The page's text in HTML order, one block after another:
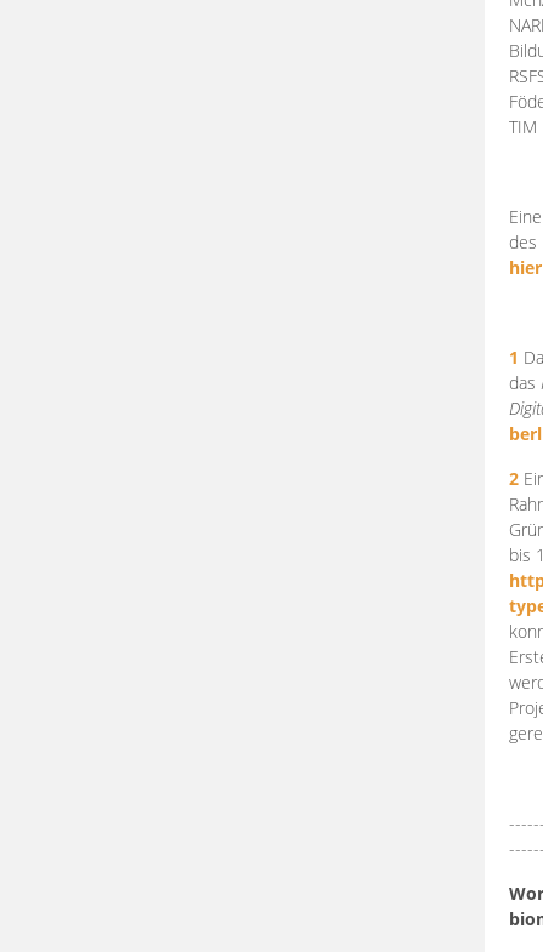
des
hier
1
das
2
bis